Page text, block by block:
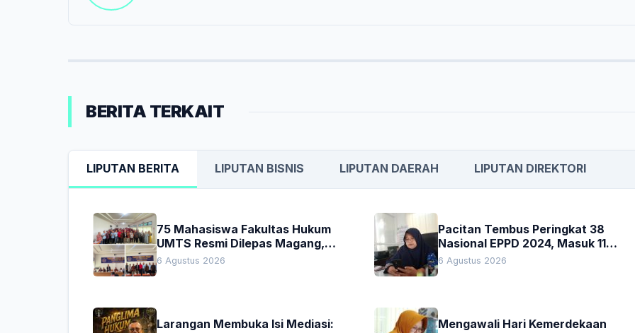
BERITA TERKAIT
LIPUTAN BERITA LIPUTAN BISNIS LIPUTAN DAERAH LIPUTAN DIREKTORI
75 Mahasiswa Fakultas Hukum
UMTS Resmi Dilepas Magang,
Dekan Titip Empat Pesan
6 Agustus 2026
Pacitan Tembus Peringkat 38
Nasional EPPD 2024, Masuk 11
Besar di Jatim
6 Agustus 2026
Larangan Membuka Isi Mediasi:
Mengawali Hari Kemerdekaan